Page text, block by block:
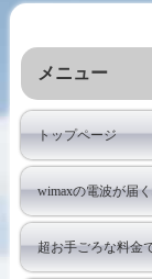
メニュー
トップページ
wimaxの電波が届
超お手ごろな料金